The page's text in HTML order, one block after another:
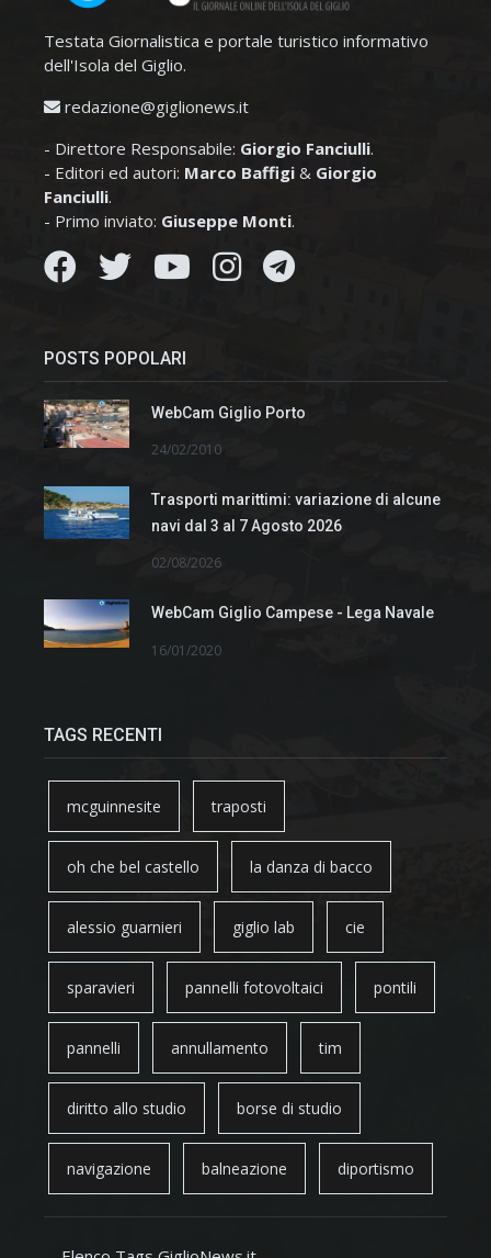
Testata Giornalistica e portale turistico informativo
dell'Isola del Giglio.
redazione@giglionews.it
- Direttore Responsabile: Giorgio Fanciulli.
- Editori ed autori: Marco Baffigi & Giorgio
Fanciulli.
- Primo inviato: Giuseppe Monti.
POSTS POPOLARI
WebCam Giglio Porto
24/02/2010
Trasporti marittimi: variazione di alcune
navi dal 3 al 7 Agosto 2026
02/08/2026
WebCam Giglio Campese - Lega Navale
16/01/2020
TAGS RECENTI
mcguinnesite traposti
oh che bel castello la danza di bacco
alessio guarnieri giglio lab cie
sparavieri pannelli fotovoltaici pontili
pannelli annullamento tim
diritto allo studio borse di studio
navigazione balneazione diportismo